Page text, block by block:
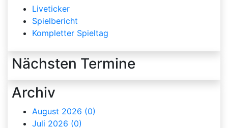
Liveticker
Spielbericht
Kompletter Spieltag
Nächsten Termine
Archiv
August 2026 (0)
Juli 2026 (0)